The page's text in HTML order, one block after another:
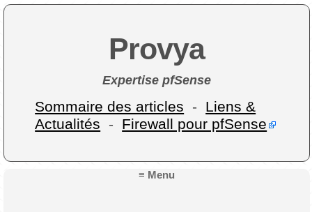
Provya
Expertise pfSense
Sommaire des articles - Liens &
Actualités - Firewall pour pfSense
≡ Menu